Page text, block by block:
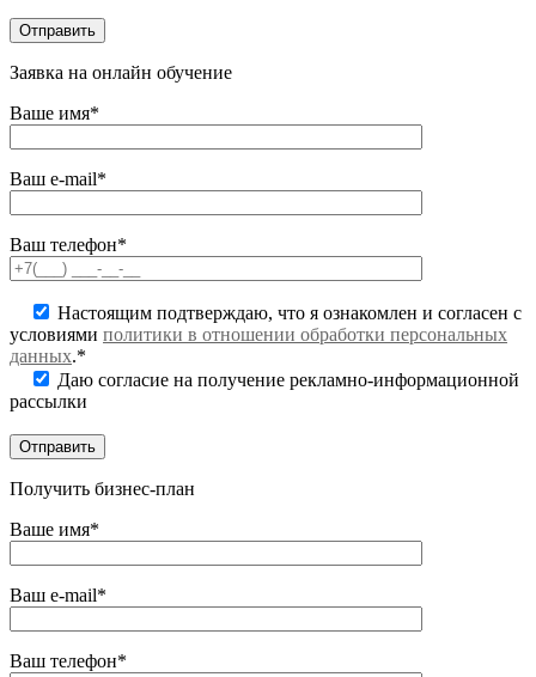
Заявка на онлайн обучение
Ваше имя*
Ваш e-mail*
Ваш телефон*
Настоящим подтверждаю, что я ознакомлен и согласен с
условиями политики в отношении обработки персональных
данных.*
Даю согласие на получение рекламно-информационной
рассылки
Получить бизнес-план
Ваше имя*
Ваш e-mail*
Ваш телефон*